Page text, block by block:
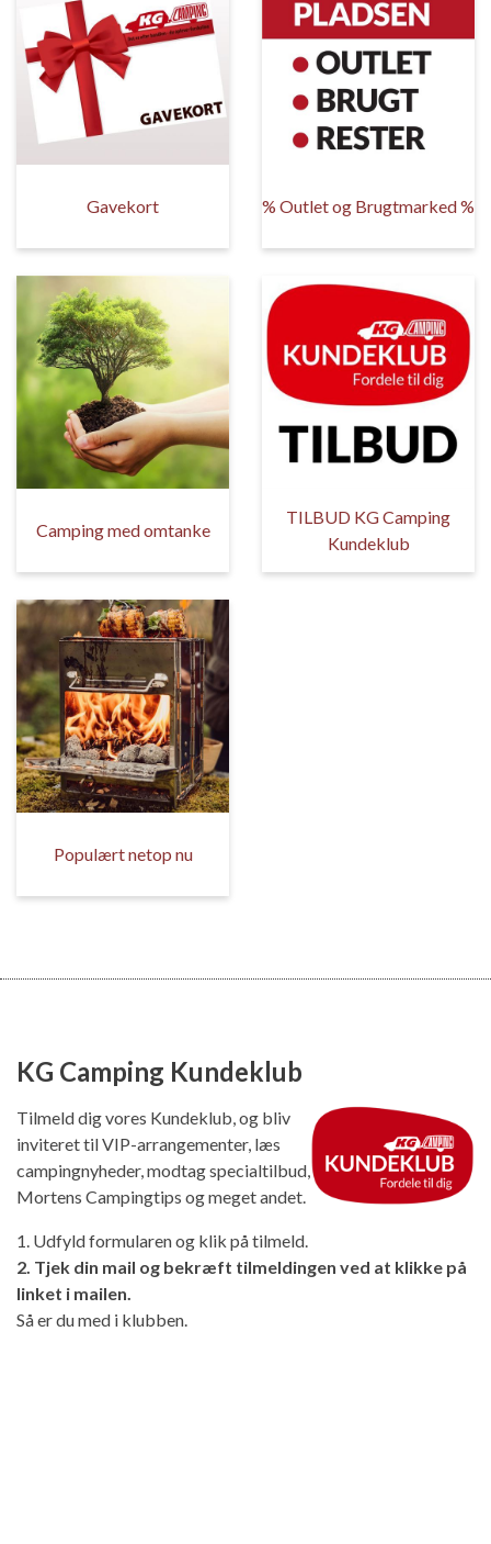
Gavekort % Outlet og Brugtmarked %
Camping med omtanke
TILBUD KG Camping
Kundeklub
Populært netop nu
KG Camping Kundeklub
Tilmeld dig vores Kundeklub, og bliv
inviteret til VIP-arrangementer, læs
campingnyheder, modtag specialtilbud,
Mortens Campingtips og meget andet.
1. Udfyld formularen og klik på tilmeld.
2. Tjek din mail og bekræft tilmeldingen ved at klikke på
linket i mailen.
Så er du med i klubben.